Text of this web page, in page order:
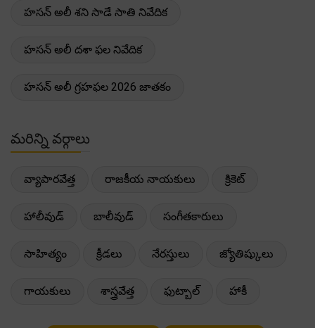
హసన్ అలీ శని సాడే సాతి నివేదిక
హసన్ అలీ దశా ఫల నివేదిక
హసన్ అలీ గ్రహఫల 2026 జాతకం
మరిన్ని వర్గాలు
వ్యాపారవేత్త రాజకీయ నాయకులు క్రికెట్
హాలీవుడ్ బాలీవుడ్ సంగీతకారులు
సాహిత్యం క్రీడలు నేరస్తులు జ్యోతిష్కులు
గాయకులు శాస్త్రవేత్త ఫుట్బాల్ హాకీ